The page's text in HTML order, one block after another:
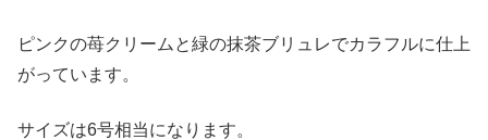
ピンクの苺クリームと緑の抹茶ブリュレでカラフルに仕上
がっています。
サイズは6号相当になります。